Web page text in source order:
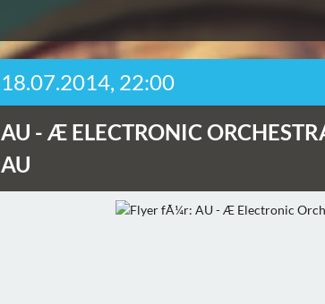
18.07.2014, 22:00
AU - Æ ELECTRONIC
AU